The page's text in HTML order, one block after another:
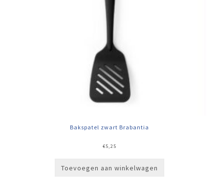
Bakspatel zwart Brabantia
€5,25
Toevoegen aan winkelwagen